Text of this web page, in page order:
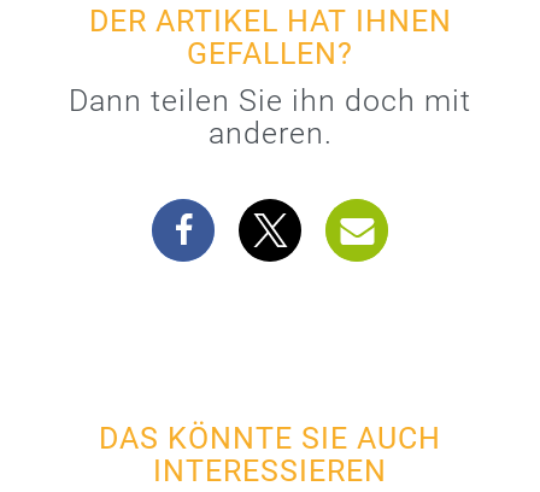
DER ARTIKEL HAT IHNEN
GEFALLEN?
Dann teilen Sie ihn doch mit
anderen.
DAS KÖNNTE SIE AUCH
INTERESSIEREN